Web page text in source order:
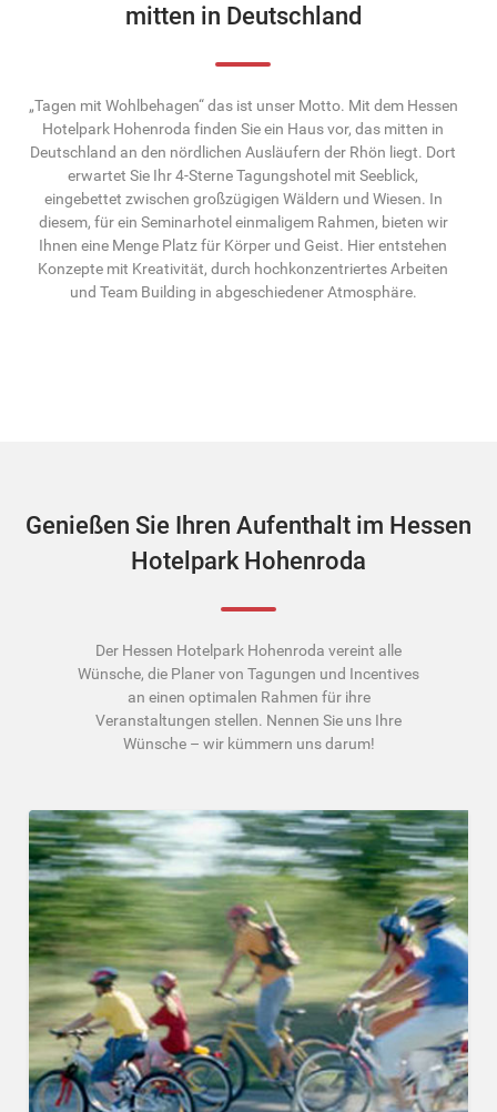
mitten in Deutschland
„Tagen mit Wohlbehagen“ das ist unser Motto. Mit dem Hessen
Hotelpark Hohenroda finden Sie ein Haus vor, das mitten in
Deutschland an den nördlichen Ausläufern der Rhön liegt. Dort
erwartet Sie Ihr 4-Sterne Tagungshotel mit Seeblick,
eingebettet zwischen großzügigen Wäldern und Wiesen. In
diesem, für ein Seminarhotel einmaligem Rahmen, bieten wir
Ihnen eine Menge Platz für Körper und Geist. Hier entstehen
Konzepte mit Kreativität, durch hochkonzentriertes Arbeiten
und Team Building in abgeschiedener Atmosphäre.
Genießen Sie Ihren Aufenthalt im Hessen
Hotelpark Hohenroda
Der Hessen Hotelpark Hohenroda vereint alle
Wünsche, die Planer von Tagungen und Incentives
an einen optimalen Rahmen für ihre
Veranstaltungen stellen. Nennen Sie uns Ihre
Wünsche – wir kümmern uns darum!